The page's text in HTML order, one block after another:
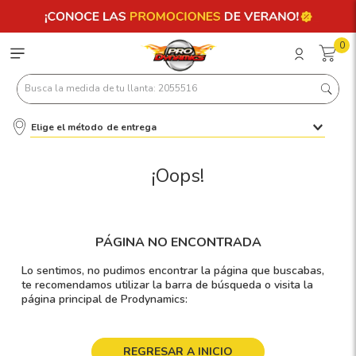
0
Busca la medida de tu llanta: 2055516
Elige el método de entrega
¡Oops!
PÁGINA NO ENCONTRADA
Lo sentimos, no pudimos encontrar la página que buscabas,
te recomendamos utilizar la barra de búsqueda o visita la
página principal de Prodynamics:
REGRESAR A INICIO
Términos más buscados
2
4.215
5.185
6.